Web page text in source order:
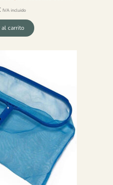
IVA incluido
carrito